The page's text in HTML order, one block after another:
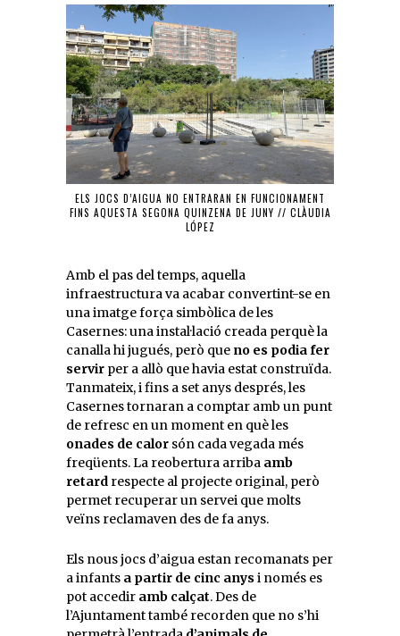
ELS JOCS D’AIGUA NO ENTRARAN EN FUNCIONAMENT
FINS AQUESTA SEGONA QUINZENA DE JUNY // CLÀUDIA
LÓPEZ
Amb el pas del temps, aquella
infraestructura va acabar convertint-se en
una imatge força simbòlica de les
Casernes: una instal·lació creada perquè la
canalla hi jugués, però que no es podia fer
servir per a allò que havia estat construïda.
Tanmateix, i fins a set anys després, les
Casernes tornaran a comptar amb un punt
de refresc en un moment en què les
onades de calor són cada vegada més
freqüents. La reobertura arriba amb
retard respecte al projecte original, però
permet recuperar un servei que molts
veïns reclamaven des de fa anys.
Els nous jocs d’aigua estan recomanats per
a infants a partir de cinc anys i només es
pot accedir amb calçat. Des de
l’Ajuntament també recorden que no s’hi